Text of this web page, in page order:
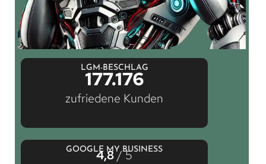
LGM-BESCHLAG
177.176
zufriedene Kunden
GOOGLE MY BUSINESS
4,8/ 5